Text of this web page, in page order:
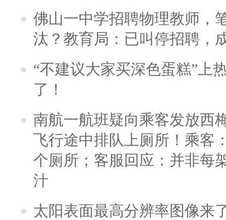
佛山一中学招聘物理教师，
汰？教育局：已叫停招聘，
“不建议大家买深色蛋糕”上
了！
南航一航班疑向乘客发放西
飞行途中排队上厕所！乘客
个厕所；客服回应：并非每
汁
太阳表面最高分辨率图像来